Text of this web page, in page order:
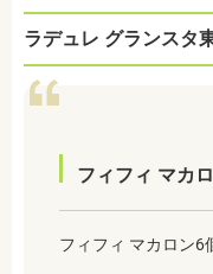
ラデュレ グランスタ
フィフィ マカ
フィフィ マカロン6